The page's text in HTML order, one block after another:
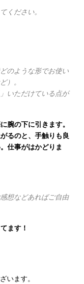
ください。
のような形でお使い
）。
いただけている点が
腕の下に引きます。
るのと、手触りも良
仕事がはかどりま
想などあればご自由
ます！
います。